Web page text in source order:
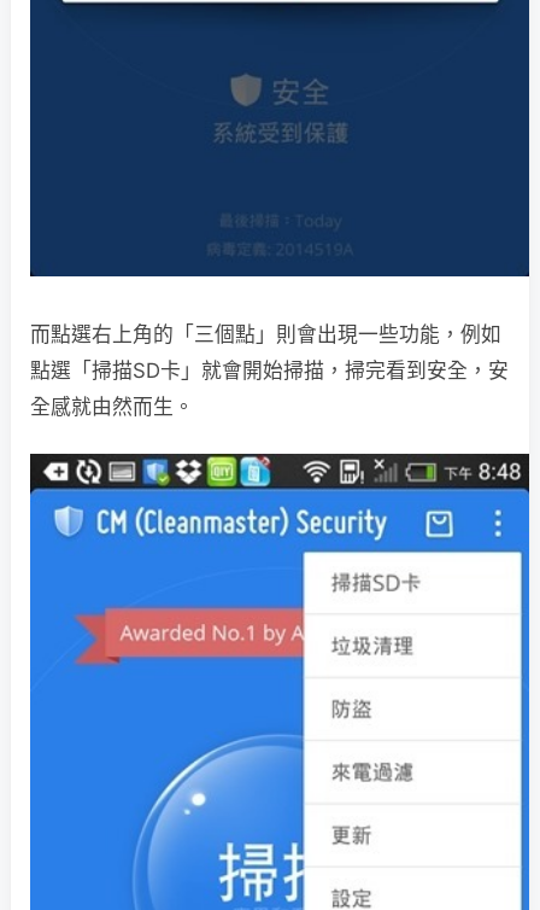
而點選右上角的「三個點」則會出現一些功能，例如
點選「掃描SD卡」就會開始掃描，掃完看到安全，安
全感就由然而生。